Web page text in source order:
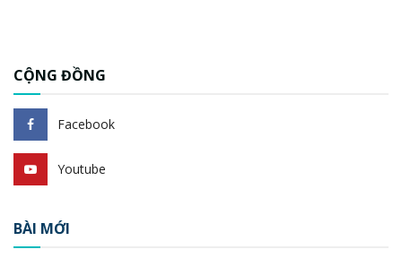
CỘNG ĐỒNG
Facebook
Youtube
BÀI MỚI